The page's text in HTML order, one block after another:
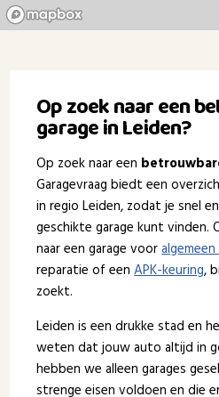
Op zoek naar een
garage in Leiden?
Op zoek naar een
Garagevraag biedt een
in regio Leiden, zodat je snel
geschikte garage kunt vinden.
naar een garage voor
reparatie of eenAPK-keuring,
zoekt.
Leiden is een drukke stad en
weten dat jouw auto altijd in
hebben we alleen garages
strenge eisen voldoen en die